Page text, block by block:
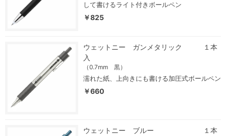
して書けるライト付きボールペン
￥825
ウェットニー ガンメタリック １本
入
（0.7mm 黒）
濡れた紙、上向きにも書ける加圧式ボールペン
￥660
ウェットニー ブルー １本